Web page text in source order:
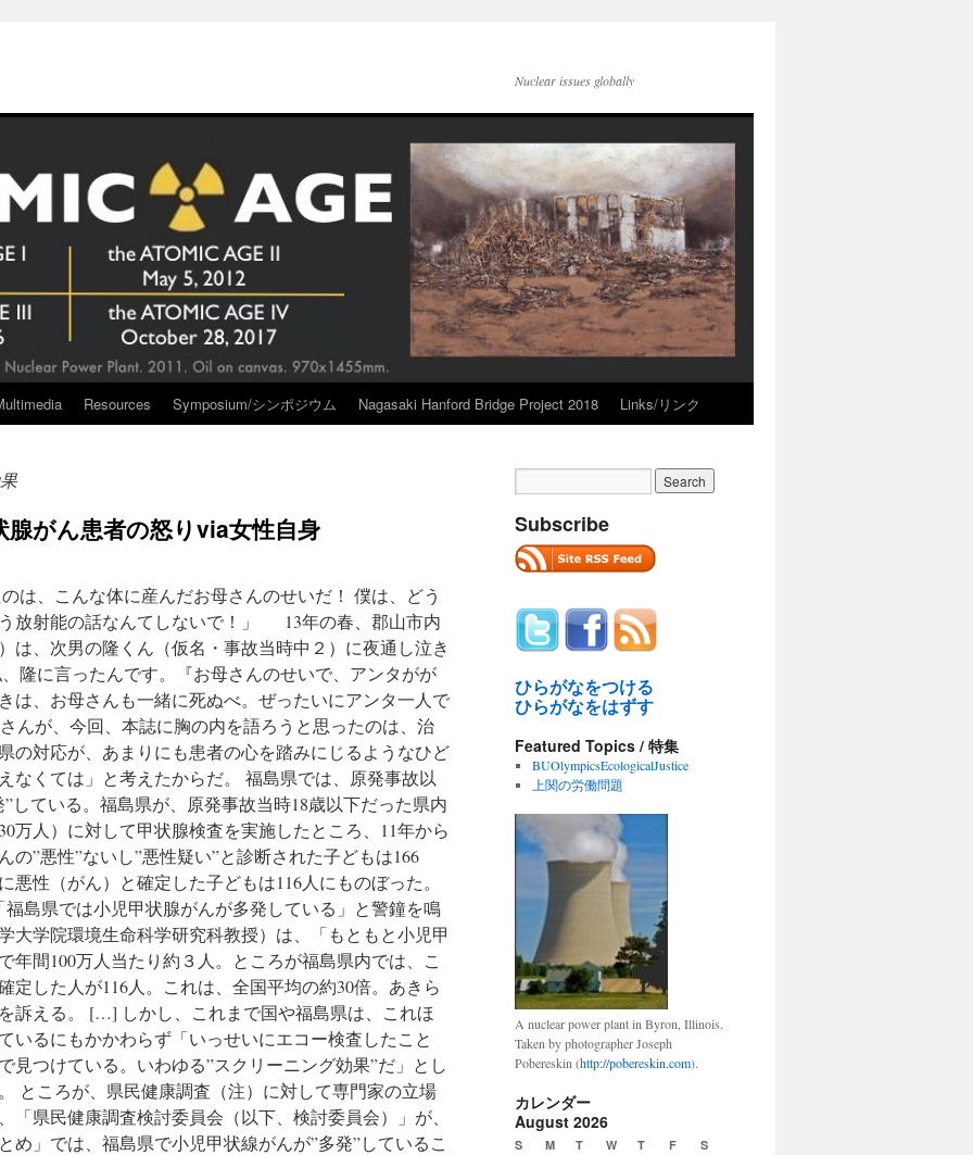
Nuclear issues globally
Resources Symposium/シンポジウム Nagasaki Hanford Bridge Project 2018 Links/リンク
がん患者の怒りvia女性自身
は、こんな体に産んだお母さんのせいだ！ 僕は、どう
放射能の話なんてしないで！」 13年の春、郡山市内
は、次男の隆くん（仮名・事故当時中２）に夜通し泣き
隆に言ったんです。『お母さんのせいで、アンタがが
は、お母さんも一緒に死ぬべ。ぜったいにアンタ一人で
んが、今回、本誌に胸の内を語ろうと思ったのは、治
の対応が、あまりにも患者の心を踏みにじるようなひど
なくては」と考えたからだ。 福島県では、原発事故以
している。福島県が、原発事故当時18歳以下だった県内
万人）に対して甲状腺検査を実施したところ、11年から
の”悪性”ないし”悪性疑い”と診断された子どもは166
悪性（がん）と確定した子どもは116人にものぼった。
島県では小児甲状腺がんが多発している」と警鐘を鳴
大学院環境生命科学研究科教授）は、「もともと小児甲
年間100万人当たり約３人。ところが福島県内では、こ
定した人が116人。これは、全国平均の約30倍。あきら
訴える。 […] しかし、これまで国や福島県は、これほ
いるにもかかわらず「いっせいにエコー検査したこと
見つけている。いわゆる”スクリーニング効果”だ」とし
ところが、県民健康調査（注）に対して専門家の立場
「県民健康調査検討委員会（以下、検討委員会）」が、
め」では、福島県で小児甲状線がんが”多発”しているこ
Subscribe
ひらがなをつける
ひらがなをはずす
Featured Topics / 特集
BUOlympicsEcologicalJustice
上関の労働問題
A nuclear power plant in Byron, Illinois.
Taken by photographer Joseph
Pobereskin (http://pobereskin.com).
カレンダー
August 2026
S M T W T F S